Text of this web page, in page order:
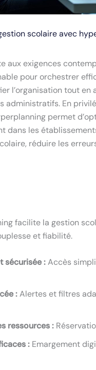
scolaire avec
aux exigences
pour orchestrer
l’organisation tout
administratifs. En
permet
dans les
réduire les
facilite la gestion
et fiabilité.
sécurisée :Accès
:Alertes et filtres
ressources :
: Emargement